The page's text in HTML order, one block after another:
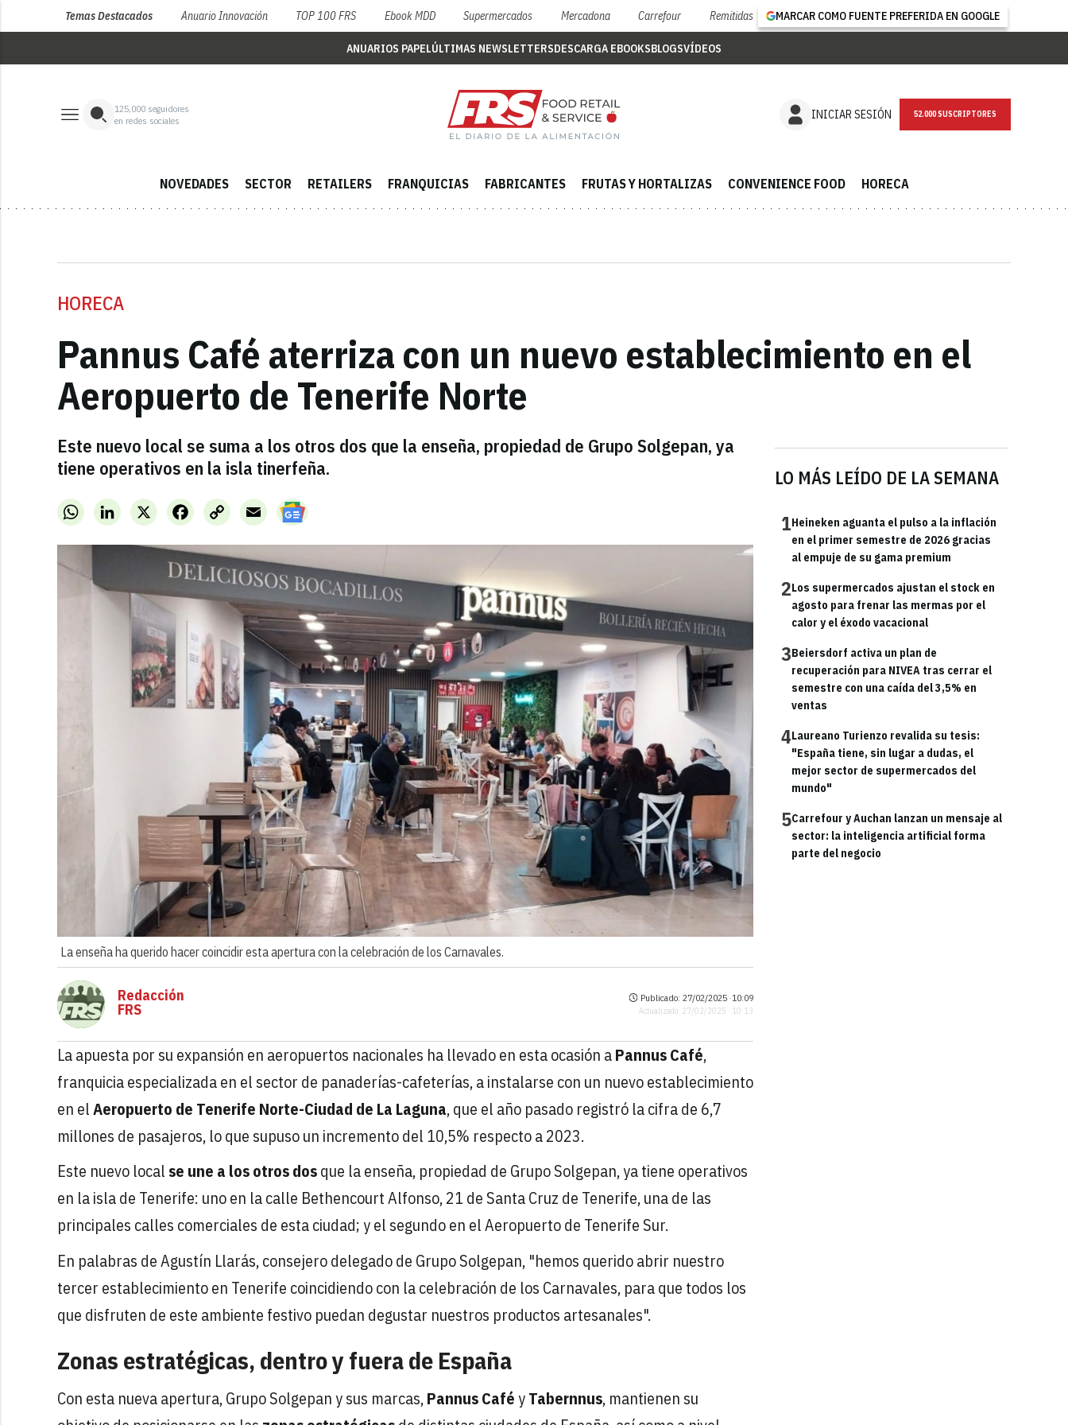
Temas Destacados Anuario Innovación TOP 100 FRS Ebook MDD Supermercados Mercadona Carrefour Remitidas MARCAR COMO FUENTE PREFERIDA EN GOOGLE
ANUARIOS PAPELÚLTIMAS NEWSLETTERSDESCARGA EBOOKSBLOGSVÍDEOS
125,000 seguidores
en redes sociales
INICIAR SESIÓN NEWSLETTER
NOVEDADES SECTOR RETAILERS FRANQUICIAS FABRICANTES FRUTAS Y HORTALIZAS CONVENIENCE FOOD HORECA
HORECA
Pannus Café aterriza con un nuevo establecimiento en el
Aeropuerto de Tenerife Norte
Este nuevo local se suma a los otros dos que la enseña, propiedad de Grupo Solgepan, ya
tiene operativos en la isla tinerfeña.
WhatsAppLinkedInX FacebookCopy
Link
Email
La enseña ha querido hacer coincidir esta apertura con la celebración de los Carnavales.
LO MÁS LEÍDO DE LA SEMANA
1Heineken aguanta el pulso a la inflación
en el primer semestre de 2026 gracias
al empuje de su gama premium
2Los supermercados ajustan el stock en
agosto para frenar las mermas por el
calor y el éxodo vacacional
3Beiersdorf activa un plan de
recuperación para NIVEA tras cerrar el
semestre con una caída del 3,5% en
ventas
4Laureano Turienzo revalida su tesis:
"España tiene, sin lugar a dudas, el
mejor sector de supermercados del
mundo"
5Carrefour y Auchan lanzan un mensaje al
sector: la inteligencia artificial forma
parte del negocio
Redacción
FRS
Publicado: 27/02/2025 ·10:09
Actualizado: 27/02/2025 · 10:13
La apuesta por su expansión en aeropuertos nacionales ha llevado en esta ocasión aPannus Café,
franquicia especializada en el sector de panaderías-cafeterías, a instalarse con un nuevo establecimiento
en elAeropuerto de Tenerife Norte-Ciudad de La Laguna, que el año pasado registró la cifra de 6,7
millones de pasajeros, lo que supuso un incremento del 10,5% respecto a 2023.
Este nuevo local se une a los otros dosque la enseña, propiedad de Grupo Solgepan, ya tiene operativos
en la isla de Tenerife: uno en la calle Bethencourt Alfonso, 21 de Santa Cruz de Tenerife, una de las
principales calles comerciales de esta ciudad; y el segundo en el Aeropuerto de Tenerife Sur.
En palabras de Agustín Llarás, consejero delegado de Grupo Solgepan, "hemos querido abrir nuestro
tercer establecimiento en Tenerife coincidiendo con la celebración de los Carnavales, para que todos los
que disfruten de este ambiente festivo puedan degustar nuestros productos artesanales".
Zonas estratégicas, dentro y fuera de España
Con esta nueva apertura, Grupo Solgepan y sus marcas,Pannus CaféyTabernnus, mantienen su